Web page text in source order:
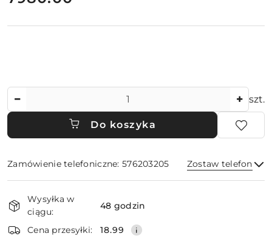
szt.
Do koszyka
Zamówienie telefoniczne: 576203205 Zostaw telefon
i
dostawa
Wysyłka w
ciągu:
48 godzin
Cena przesyłki: 18.99